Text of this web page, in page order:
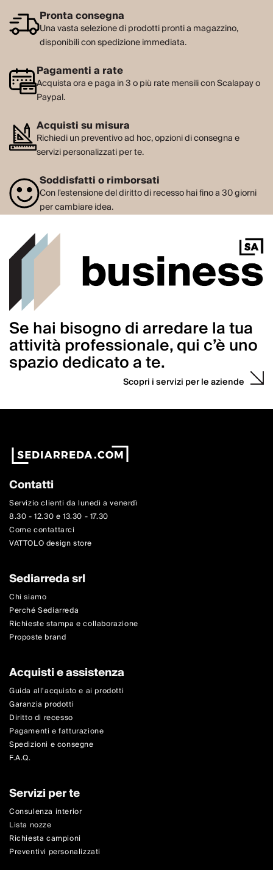
Pronta consegna
Una vasta selezione di prodotti pronti a magazzino,
disponibili con spedizione immediata.
Pagamenti a rate
Acquista ora e paga in 3 o più rate mensili con Scalapay o
Paypal.
Acquisti su misura
Richiedi un preventivo ad hoc, opzioni di consegna e
servizi personalizzati per te.
Soddisfatti o rimborsati
Con l'estensione del diritto di recesso hai fino a 30 giorni
per cambiare idea.
Se hai bisogno di arredare la tua
attività professionale, qui c’è uno
spazio dedicato a te.
Scopri i servizi per le aziende
Contatti
Servizio clienti da lunedì a venerdì
8.30 - 12.30 e 13.30 - 17.30
Come contattarci
VATTOLO design store
Sediarreda srl
Chi siamo
Perché Sediarreda
Richieste stampa e collaborazione
Proposte brand
Acquisti e assistenza
Guida all'acquisto e ai prodotti
Garanzia prodotti
Diritto di recesso
Pagamenti e fatturazione
Spedizioni e consegne
F.A.Q.
Servizi per te
Consulenza interior
Lista nozze
Richiesta campioni
Preventivi personalizzati